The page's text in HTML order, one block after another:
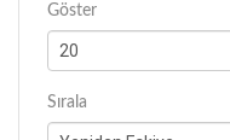
Göster
Sırala